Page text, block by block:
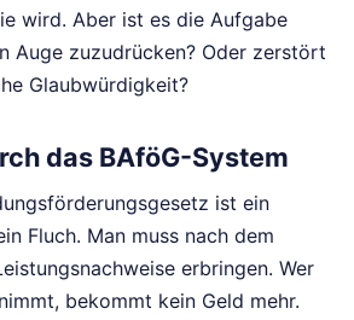
wird. Aber ist es die Aufgabe
Auge zuzudrücken? Oder zerstört
Glaubwürdigkeit?
das BAföG-System
ist ein
Fluch. Man muss nach dem
erbringen. Wer
bekommt kein Geld mehr.